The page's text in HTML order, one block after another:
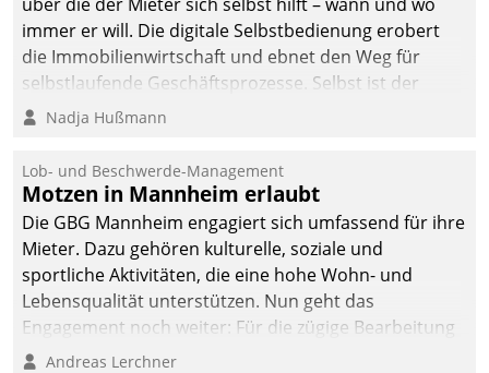
immer er will. Die digitale Selbstbedienung erobert
die Immobilienwirtschaft und ebnet den Weg für
selbstlaufende Geschäftsprozesse. Selbst ist der
Kunde und smart der Serviceanbieter.
Nadja Hußmann
Lob- und Beschwerde-Management
Motzen in Mannheim erlaubt
Die GBG Mannheim engagiert sich umfassend für ihre
Mieter. Dazu gehören kulturelle, soziale und
sportliche Aktivitäten, die eine hohe Wohn- und
Lebensqualität unterstützen. Nun geht das
Engagement noch weiter: Für die zügige Bearbeitung
von Beschwerden – oder Lob – richtet das
Andreas Lerchner